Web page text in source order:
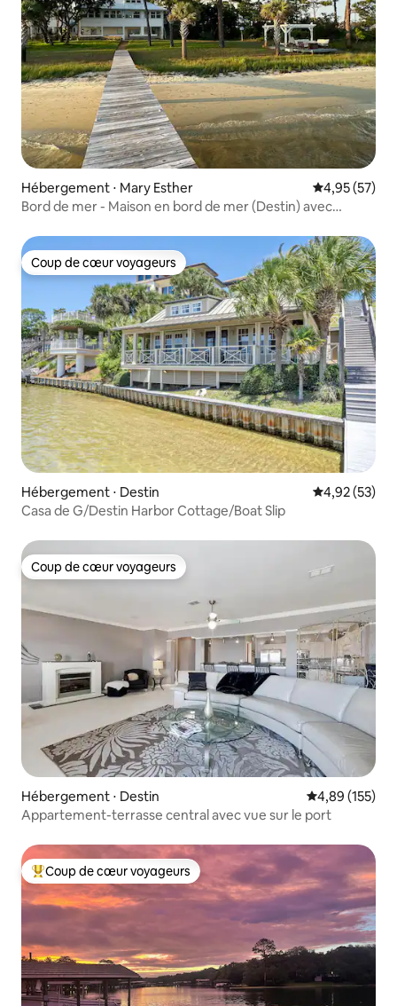
Hébergement ⋅ Mary Esther Évaluation
4,95 (57)
Bord de mer - Maison en bord de mer (Destin) avec
Coup de cœur voyageurs
Coup de cœur voyageurs
Hébergement ⋅ Destin Évaluation
4,92 (53)
Casa de G/Destin Harbor Cottage/Boat Slip
Coup de cœur voyageurs
Coup de cœur voyageurs
Hébergement ⋅ Destin Évaluation
4,89 (155)
Appartement-terrasse central avec vue sur le port
Coups de cœur voyageurs les plus appréciés
Coup de cœur voyageurs